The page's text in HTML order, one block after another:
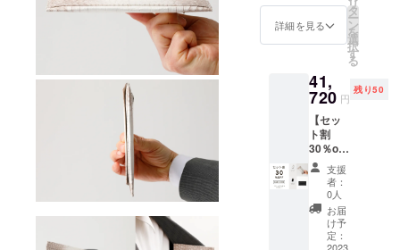
ござい
ます。
※基本的
の発送
となり
ます。
※税込・
送料無
料
応援購
入を頂
環境か
ら量産
更に整
えるこ
とがで
きた場
合、正
規販売
価格が
販売予
定価格
ラー1点
※一般販
売予定
円の商
品を
15%OF
Fで予約
購入い
ただけ
ます。
※本プロ
ジェク
トを通
して想
定を上
詳細を見る
リ
タ
ー
ン
を
選
択
す
る
41,
720 円
残り50
【セッ
ト割
30％off
】キー
ホル
ダープ
レゼン
ト付ク
ロコダ
支援
者：
0人
お届
け予
定：